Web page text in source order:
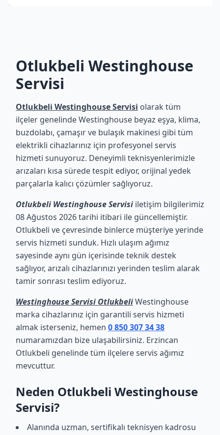
Otlukbeli Westinghouse
Servisi
Otlukbeli Westinghouse Servisi olarak tüm
ilçeler genelinde Westinghouse beyaz eşya, klima,
buzdolabı, çamaşır ve bulaşık makinesi gibi tüm
elektrikli cihazlarınız için profesyonel servis
hizmeti sunuyoruz. Deneyimli teknisyenlerimizle
arızaları kısa sürede tespit ediyor, orijinal yedek
parçalarla kalıcı çözümler sağlıyoruz.
Otlukbeli Westinghouse Servisi iletişim bilgilerimiz
08 Ağustos 2026 tarihi itibari ile güncellemiştir.
Otlukbeli ve çevresinde binlerce müşteriye yerinde
servis hizmeti sunduk. Hızlı ulaşım ağımız
sayesinde aynı gün içerisinde teknik destek
sağlıyor, arızalı cihazlarınızı yerinden teslim alarak
tamir sonrası teslim ediyoruz.
Westinghouse Servisi OtlukbeliWestinghouse
marka cihazlarınız için garantili servis hizmeti
almak isterseniz, hemen 0 850 307 34 38
numaramızdan bize ulaşabilirsiniz. Erzincan
Otlukbeli genelinde tüm ilçelere servis ağımız
mevcuttur.
Neden Otlukbeli Westinghouse
Servisi?
Alanında uzman, sertifikalı teknisyen kadrosu